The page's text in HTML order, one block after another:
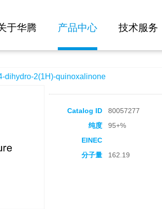
于华腾 产品中心 技术服务
dihydro-2(1H)-quinoxalinone
Catalog ID 80057277
纯度
95+%
EINEC
分子量
162.19